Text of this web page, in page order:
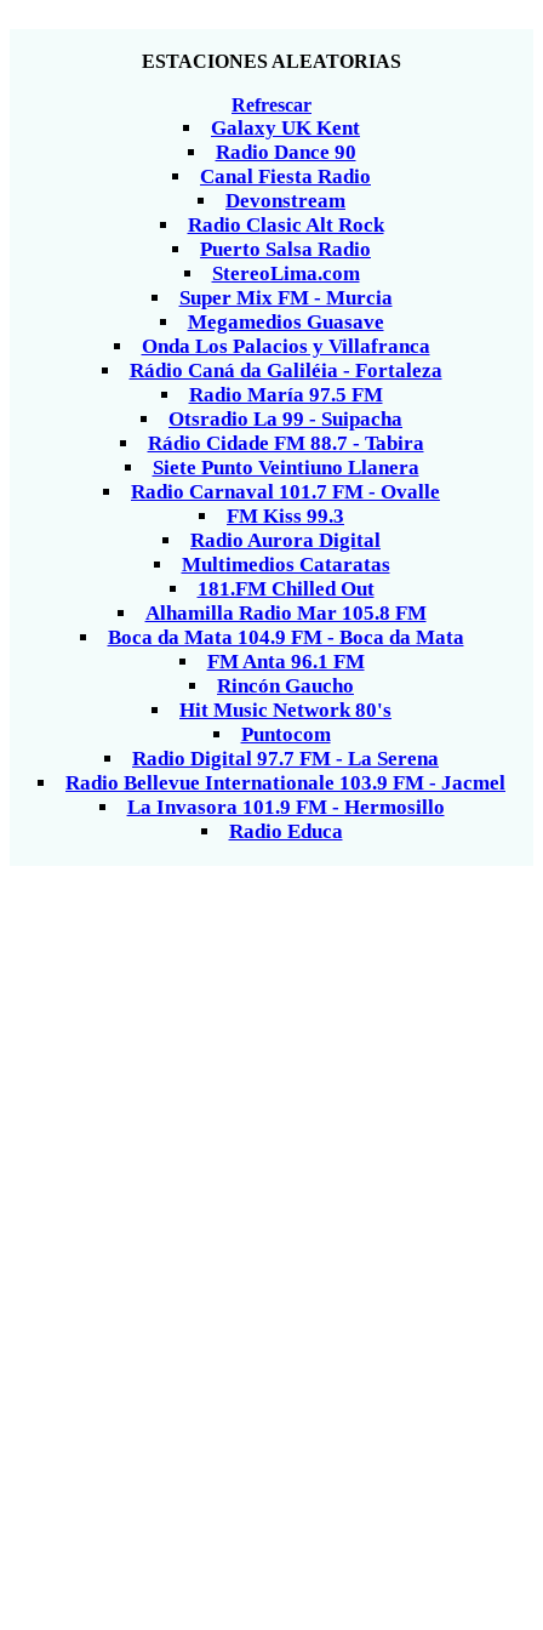
ESTACIONES ALEATORIAS
Refrescar
Galaxy UK Kent
Radio Dance 90
Canal Fiesta Radio
Devonstream
Radio Clasic Alt Rock
Puerto Salsa Radio
StereoLima.com
Super Mix FM - Murcia
Megamedios Guasave
Onda Los Palacios y Villafranca
Rádio Caná da Galiléia - Fortaleza
Radio María 97.5 FM
Otsradio La 99 - Suipacha
Rádio Cidade FM 88.7 - Tabira
Siete Punto Veintiuno Llanera
Radio Carnaval 101.7 FM - Ovalle
FM Kiss 99.3
Radio Aurora Digital
Multimedios Cataratas
181.FM Chilled Out
Alhamilla Radio Mar 105.8 FM
Boca da Mata 104.9 FM - Boca da Mata
FM Anta 96.1 FM
Rincón Gaucho
Hit Music Network 80's
Puntocom
Radio Digital 97.7 FM - La Serena
Radio Bellevue Internationale 103.9 FM - Jacmel
La Invasora 101.9 FM - Hermosillo
Radio Educa